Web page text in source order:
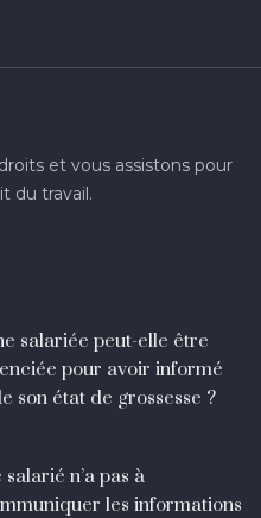
et vous assistons pour
du travail.
salariée peut-elle être
pour avoir informé
son état de grossesse ?
salarié n’a pas à
les informations